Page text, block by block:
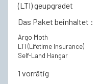
€322,00
(LTI) geupgradet
Das Paket beinhaltet :
Argo Moth
LTI (Lifetime Insurance)
Self-Land Hangar
1 vorrätig